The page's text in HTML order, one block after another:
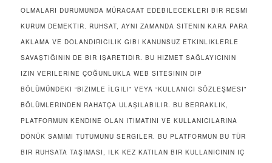
OLMALARI DURUMUNDA MÜRACAAT EDEBILECEKLERI BIR RESMI
KURUM DEMEKTIR. RUHSAT, AYNI ZAMANDA SITENIN KARA PARA
AKLAMA VE DOLANDIRICILIK GIBI KANUNSUZ ETKINLIKLERLE
SAVAŞTIĞININ DE BIR IŞARETIDIR. BU HIZMET SAĞLAYICININ
IZIN VERILERINE ÇOĞUNLUKLA WEB SITESININ DIP
BÖLÜMÜNDEKI “BIZIMLE İLGILI” VEYA “KULLANICI SÖZLEŞMESI”
BÖLÜMLERINDEN RAHATÇA ULAŞILABILIR. BU BERRAKLIK,
PLATFORMUN KENDINE OLAN ITIMATINI VE KULLANICILARINA
DÖNÜK SAMIMI TUTUMUNU SERGILER. BU PLATFORMUN BU TÜR
BIR RUHSATA TAŞIMASI, ILK KEZ KATILAN BIR KULLANICININ IÇ